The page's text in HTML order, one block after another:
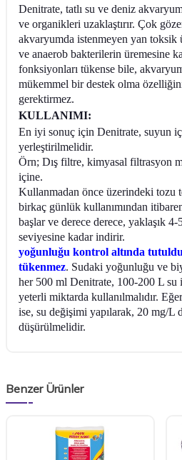
Denitrate, tatlı su ve deniz
ve organikleri uzaklaştırır. Çok
akvaryumda istenmeyen yan toksik
ve anaerob bakterilerin üremesine
fonksiyonları tükense bile,
mükemmel bir destek olma
gerektirmez.
KULLANIMI:
En iyi sonuç için Denitrate, suyun
yerleştirilmelidir.
Örn; Dış filtre, kimyasal filtrasyon
içine.
Kullanmadan önce üzerindeki tozu
birkaç günlük kullanımından
başlar ve derece derece, yaklaşık
seviyesine kadar indirir.
yoğunluğu kontrol altında
tükenmez. Sudaki yoğunluğu ve
her 500 ml Denitrate, 100-200 L
yeterli miktarda kullanılmalıdır.
ise, su değişimi yapılarak, 20 mg/L
düşürülmelidir.
Benzer Ürünler